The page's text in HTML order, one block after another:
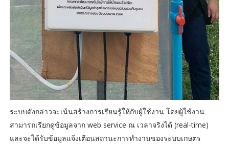
ระบบดังกล่าวจะเน้นสร้างการเรียนรู้ให้กับผู้ใช้งาน โดยผู้ใช้งาน
สามารถเรียกดูข้อมูลจาก web service ณ เวลาจริงได้ (real-time)
และจะได้รับข้อมูลแจ้งเตือนสถานะการทำงานของระบบเกษตร